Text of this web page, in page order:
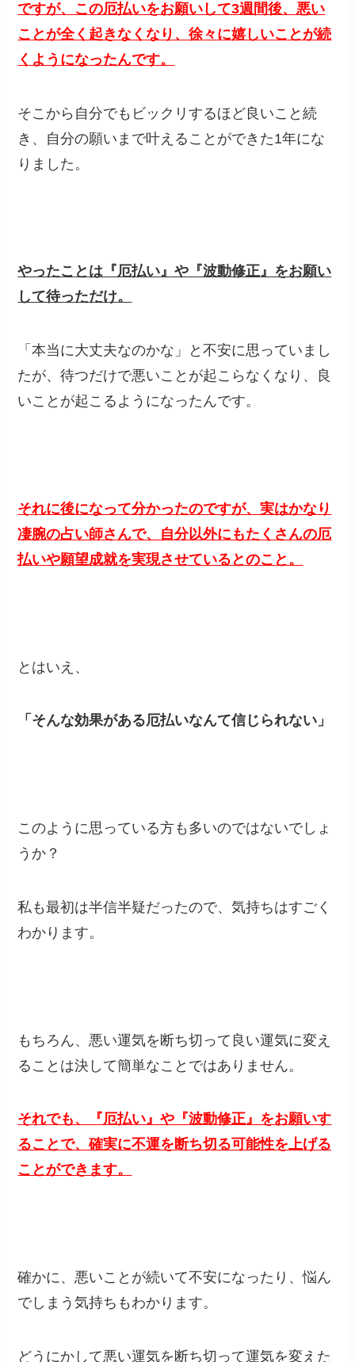
ですが、この厄払いをお願いして3週間後、悪い
ことが全く起きなくなり、徐々に嬉しいことが続
くようになったんです。
そこから自分でもビックリするほど良いこと続
き、自分の願いまで叶えることができた1年にな
りました。
やったことは『厄払い』や『波動修正』をお願い
して待っただけ。
「本当に大丈夫なのかな」と不安に思っていまし
たが、待つだけで悪いことが起こらなくなり、良
いことが起こるようになったんです。
それに後になって分かったのですが、実はかなり
凄腕の占い師さんで、自分以外にもたくさんの厄
払いや願望成就を実現させているとのこと。
とはいえ、
「そんな効果がある厄払いなんて信じられない」
このように思っている方も多いのではないでしょ
うか？
私も最初は半信半疑だったので、気持ちはすごく
わかります。
もちろん、悪い運気を断ち切って良い運気に変え
ることは決して簡単なことではありません。
それでも、『厄払い』や『波動修正』をお願いす
ることで、確実に不運を断ち切る可能性を上げる
ことができます。
確かに、悪いことが続いて不安になったり、悩ん
でしまう気持ちもわかります。
どうにかして悪い運気を断ち切って運気を変えた